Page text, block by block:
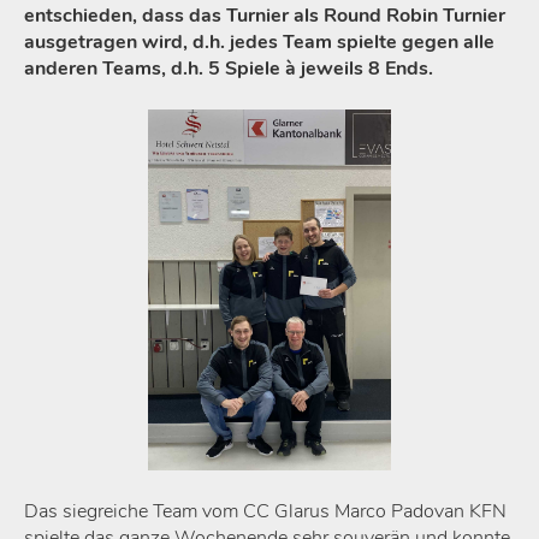
entschieden, dass das Turnier als Round Robin Turnier
ausgetragen wird, d.h. jedes Team spielte gegen alle
anderen Teams, d.h. 5 Spiele à jeweils 8 Ends.
Das siegreiche Team vom CC Glarus Marco Padovan KFN